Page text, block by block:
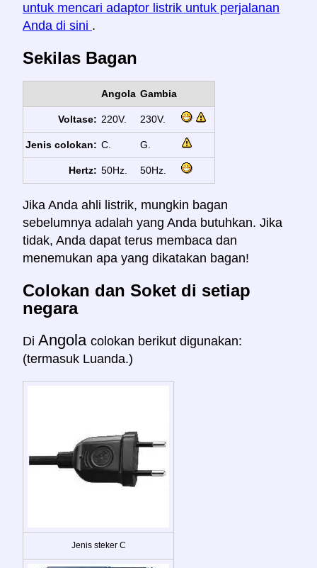
untuk mencari adaptor listrik untuk perjalanan
Anda di sini .
Sekilas Bagan
Angola Gambia
Voltase: 220V. 230V.
Jenis colokan: C. G.
Hertz: 50Hz. 50Hz.
Jika Anda ahli listrik, mungkin bagan
sebelumnya adalah yang Anda butuhkan. Jika
tidak, Anda dapat terus membaca dan
menemukan apa yang dikatakan bagan!
Colokan dan Soket di setiap
negara
Di Angola colokan berikut digunakan:
(termasuk Luanda.)
Jenis steker C